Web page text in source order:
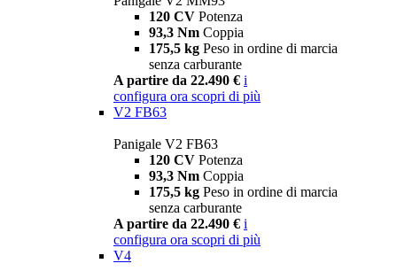
120 CV Potenza
93,3 Nm Coppia
175,5 kg Peso in ordine di marcia
senza carburante
A partire da 22.490 € i
configura ora scopri di più
V2 FB63
Panigale V2 FB63
120 CV Potenza
93,3 Nm Coppia
175,5 kg Peso in ordine di marcia
senza carburante
A partire da 22.490 € i
configura ora scopri di più
V4